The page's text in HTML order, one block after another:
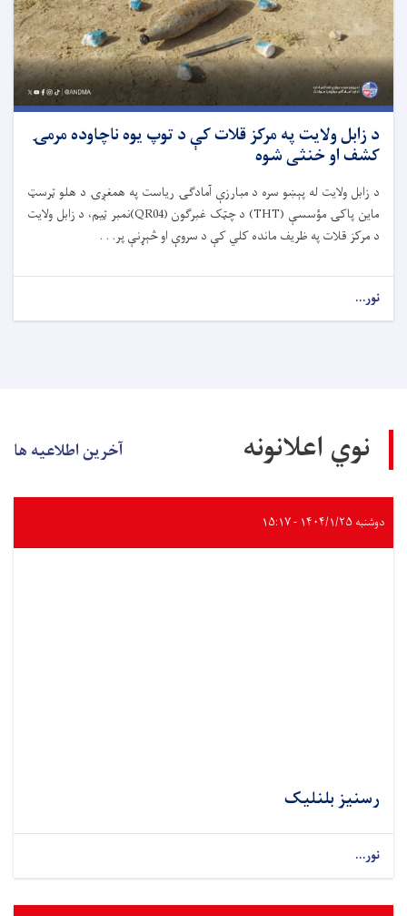
د زابل ولایت په مرکز قلات کې د توپ یوه ناچاوده مرمۍ
کشف او خنثی شوه
د زابل ولایت له پېښو سره د مبارزې آمادګۍ ریاست په همغږۍ د هلو ټرسټ
ماین پاکۍ مؤسسې (THT) د چټک غبرګون (QR04)نمبر ټیم، د زابل ولایت
د مرکز قلات په ظریف مانده کلي کې د سروې او څېړنې پر. . .
نور...
نوي اعلانونه آخرین اطلاعیه ها
دوشنبه ۱۴۰۴/۱/۲۵ - ۱۵:۱۷
رسنیز بلنلیک
نور...